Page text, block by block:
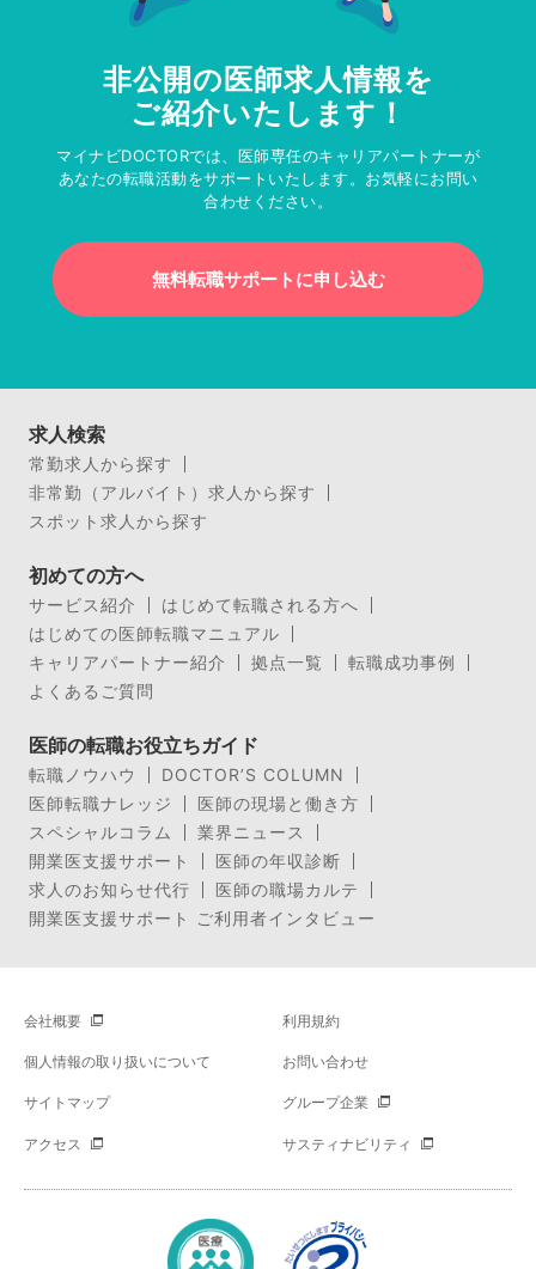
非公開の医師求人情報を
ご紹介いたします！
マイナビDOCTORでは、医師専任のキャリアパートナーが
あなたの転職活動をサポートいたします。お気軽にお問い
合わせください。
無料転職サポートに申し込む
求人検索
常勤求人から探す
非常勤（アルバイト）求人から探す
スポット求人から探す
初めての方へ
サービス紹介
はじめて転職される方へ
はじめての医師転職マニュアル
キャリアパートナー紹介
拠点一覧
転職成功事例
よくあるご質問
医師の転職お役立ちガイド
転職ノウハウ
DOCTOR’S COLUMN
医師転職ナレッジ
医師の現場と働き方
スペシャルコラム
業界ニュース
開業医支援サポート
医師の年収診断
求人のお知らせ代行
医師の職場カルテ
開業医支援サポート ご利用者インタビュー
会社概要 利用規約
個人情報の取り扱いについて お問い合わせ
サイトマップ グループ企業
アクセス サスティナビリティ